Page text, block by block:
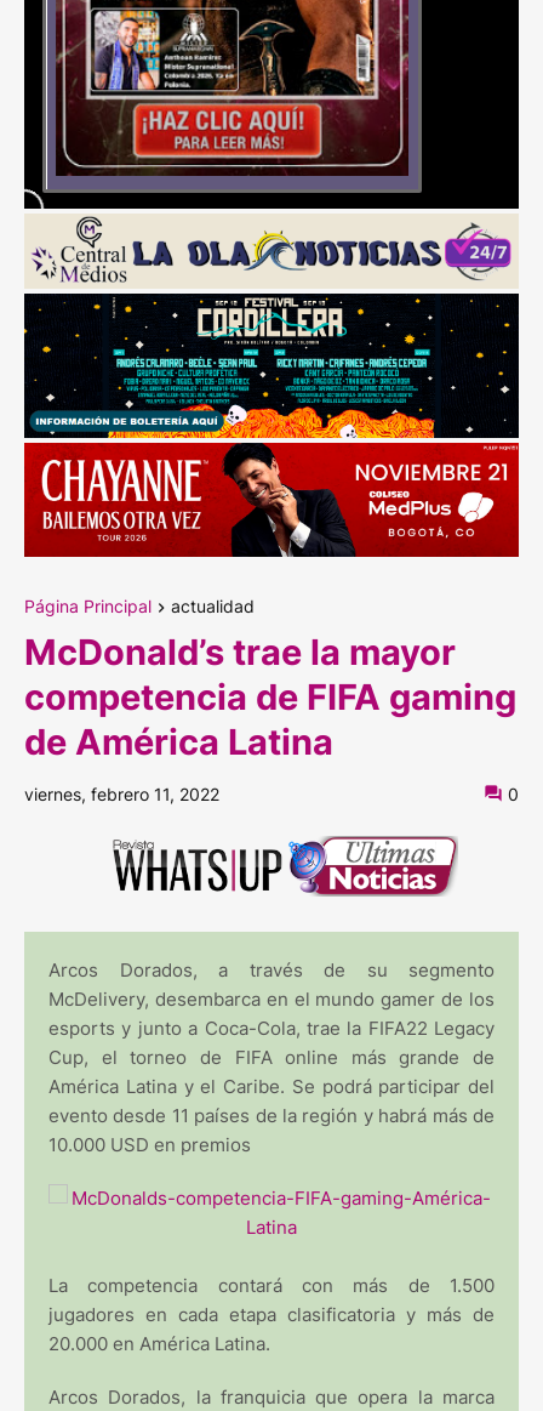
Página Principal actualidad
McDonald’s trae la mayor
competencia de FIFA gaming
de América Latina
viernes, febrero 11, 2022 0
Arcos Dorados, a través de su segmento
McDelivery, desembarca en el mundo gamer de los
esports y junto a Coca-Cola, trae la FIFA22 Legacy
Cup, el torneo de FIFA online más grande de
América Latina y el Caribe. Se podrá participar del
evento desde 11 países de la región y habrá más de
10.000 USD en premios
La competencia contará con más de 1.500
jugadores en cada etapa clasificatoria y más de
20.000 en América Latina.
Arcos Dorados, la franquicia que opera la marca